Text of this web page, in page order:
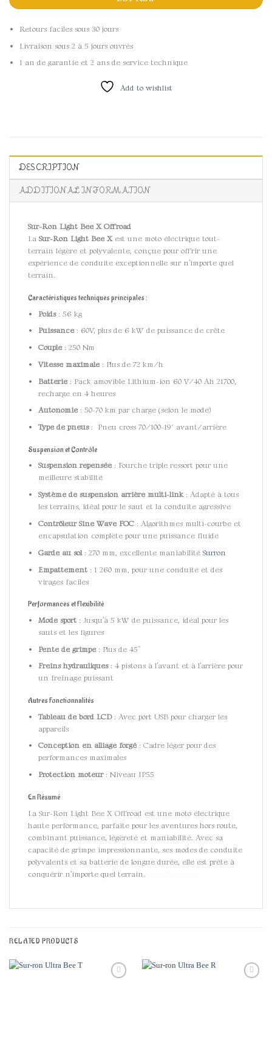
Retours faciles sous 30 jours
Livraison sous 2 à 5 jours ouvrés
1 an de garantie et 2 ans de service technique
Add to wishlist
DESCRIPTION
ADDITIONAL INFORMATION
Sur-Ron Light Bee X Offroad
La Sur-Ron Light Bee Xest une moto électrique tout-
terrain légère et polyvalente, conçue pour offrir une
expérience de conduite exceptionnelle sur n’importe quel
terrain.
Caractéristiques techniques principales :
Poids: 56 kg
Puissance: 60V, plus de 6 kW de puissance de crête
Couple: 250 Nm
Vitesse maximale: Plus de 72 km/h
Batterie: Pack amovible Lithium-ion 60 V/40 Ah 21700,
recharge en 4 heures
Autonomie: 50-70 km par charge (selon le mode)
Type de pneus: Pneu cross 70/100-19″ avant/arrière
Suspension et Contrôle
Suspension repensée: Fourche triple ressort pour une
meilleure stabilité
Système de suspension arrière multi-link: Adapté à tous
les terrains, idéal pour le saut et la conduite agressive
Contrôleur Sine Wave FOC: Algorithmes multi-courbe et
encapsulation complète pour une puissance fluide
Garde au sol: 270 mm, excellente maniabilité Surron
Empattement: 1 260 mm, pour une conduite et des
virages faciles
Performances et Flexibilité
Mode sport: Jusqu’à 5 kW de puissance, idéal pour les
sauts et les figures
Pente de grimpe: Plus de 45°
Freins hydrauliques: 4 pistons à l’avant et à l’arrière pour
un freinage puissant
Autres Fonctionnalités
Tableau de bord LCD: Avec port USB pour charger les
appareils
Conception en alliage forgé: Cadre léger pour des
performances maximales
Protection moteur: Niveau IP55
En Résumé
La Sur-Ron Light Bee X Offroad est une moto électrique
haute performance, parfaite pour les aventures hors route,
combinant puissance, légèreté et maniabilité. Avec sa
capacité de grimpe impressionnante, ses modes de conduite
polyvalents et sa batterie de longue durée, elle est prête à
conquérir n’importe quel terrain.
RELATED PRODUCTS